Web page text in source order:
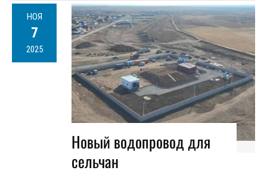
НОЯ
7
2025
Новый водопровод для
сельчан